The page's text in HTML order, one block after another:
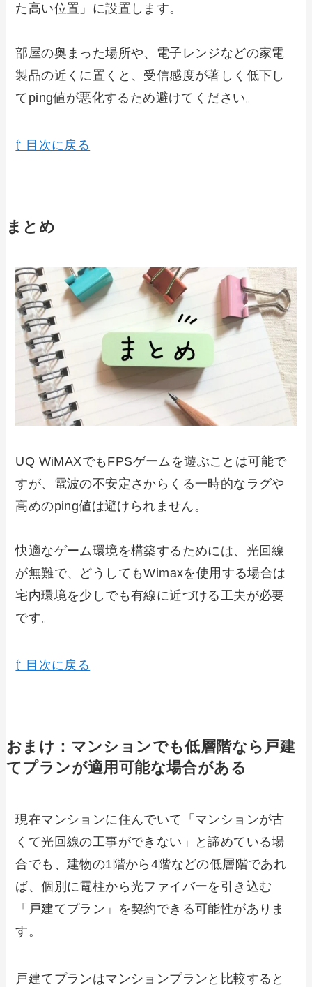
た高い位置」に設置します。
部屋の奥まった場所や、電子レンジなどの家電
製品の近くに置くと、受信感度が著しく低下し
てping値が悪化するため避けてください。
⇧ 目次に戻る
まとめ
UQ WiMAXでもFPSゲームを遊ぶことは可能で
すが、電波の不安定さからくる一時的なラグや
高めのping値は避けられません。
快適なゲーム環境を構築するためには、光回線
が無難で、どうしてもWimaxを使用する場合は
宅内環境を少しでも有線に近づける工夫が必要
です。
⇧ 目次に戻る
おまけ：マンションでも低層階なら戸建
てプランが適用可能な場合がある
現在マンションに住んでいて「マンションが古
くて光回線の工事ができない」と諦めている場
合でも、建物の1階から4階などの低層階であれ
ば、個別に電柱から光ファイバーを引き込む
「戸建てプラン」を契約できる可能性がありま
す。
戸建てプランはマンションプランと比較すると